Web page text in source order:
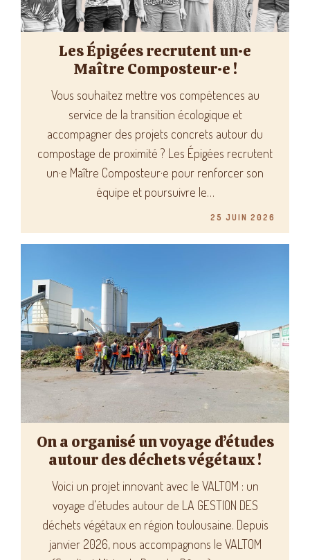
Les Épigées recrutent un·e
Maître Composteur·e !
Vous souhaitez mettre vos compétences au
service de la transition écologique et
accompagner des projets concrets autour du
compostage de proximité ? Les Épigées recrutent
un·e Maître Composteur·e pour renforcer son
équipe et poursuivre le…
25 JUIN 2026
On a organisé un voyage d’études
autour des déchets végétaux !
Voici un projet innovant avec le VALTOM : un
voyage d’études autour de LA GESTION DES
déchets végétaux en région toulousaine. Depuis
janvier 2026, nous accompagnons le VALTOM